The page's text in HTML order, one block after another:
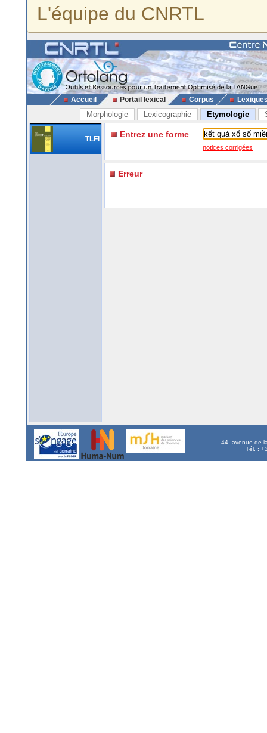
L'équipe du CNRTL
Accueil Portail lexical Corpus
Morphologie Lexicographie Etymologie
TLFi Entrez une forme
notices corrigées
Erreur
44, avenue de
Tél. :